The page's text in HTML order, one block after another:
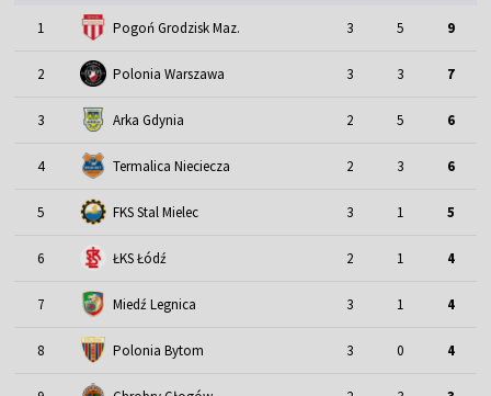
1 Pogoń Grodzisk Maz. 3 5 9
2 Polonia Warszawa 3 3 7
3 Arka Gdynia 2 5 6
4 Termalica Nieciecza 2 3 6
5 FKS Stal Mielec 3 1 5
6 ŁKS Łódź 2 1 4
7 Miedź Legnica 3 1 4
8 Polonia Bytom 3 0 4